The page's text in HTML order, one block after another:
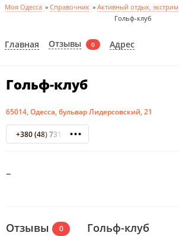
Моя Одесса » Справочник » Активный отдых, экстрим
Гольф-клуб
Главная Отзывы 0 Адрес
Гольф-клуб
65014, Одесса, бульвар Лидерсовский, 21
+380 (48) 731-74-74
–
Отзывы 0 Гольф-клуб